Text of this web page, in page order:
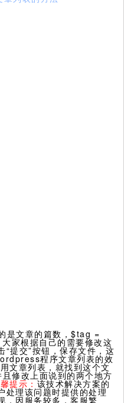
是文章的篇数，$tag =
家根据自己的需要修改这
提交”按钮，保存文件，这
程序文章列表的效
文章列表，就找到这个文
修改上面说到的两个地方
提示：该技术解决方案的
处理该问题时提供的处理
，因服务较多，客服繁